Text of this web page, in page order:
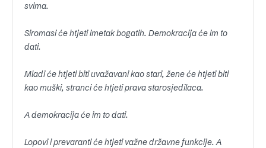
svima.
Siromasi će htjeti imetak bogatih. Demokracija će im to
dati.
Mladi će htjeti biti uvažavani kao stari, žene će htjeti biti
kao muški, stranci će htjeti prava starosjedilaca.
A demokracija će im to dati.
Lopovi i prevaranti će htjeti važne državne funkcije. A